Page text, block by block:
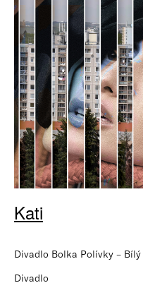
Kati
Divadlo Bolka Polívky – Bílý
Divadlo